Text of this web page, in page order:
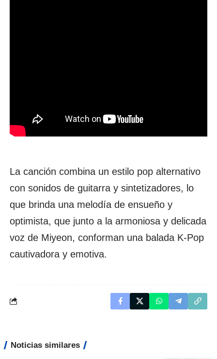
La canción combina un estilo pop alternativo
con sonidos de guitarra y sintetizadores, lo
que brinda una melodía de ensueño y
optimista, que junto a la armoniosa y delicada
voz de Miyeon, conforman una balada K-Pop
cautivadora y emotiva.
Noticias similares